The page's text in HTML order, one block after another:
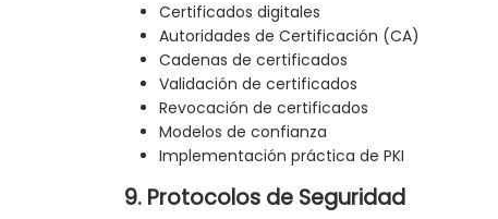
Certificados digitales
Autoridades de Certificación (CA)
Cadenas de certificados
Validación de certificados
Revocación de certificados
Modelos de confianza
Implementación práctica de PKI
9. Protocolos de Seguridad